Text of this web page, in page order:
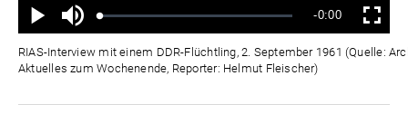
Wiedergabe
Ton
aus
Geladen:
Status:
Verbleibende
Zeit
-0:00 Vollbild
RIAS-Interview mit einem DDR-Flüchtling, 2. September 1961 (Quelle:
Aktuelles zum Wochenende, Reporter: Helmut Fleischer)